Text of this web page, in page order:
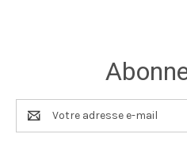
Adresse